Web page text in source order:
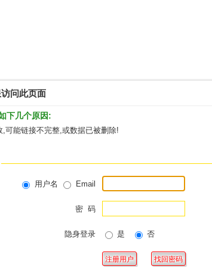
问此页面
下几个原因:
能链接不完整,或数据已被删除!
用户名 Email
密 码
隐身登录 是 否